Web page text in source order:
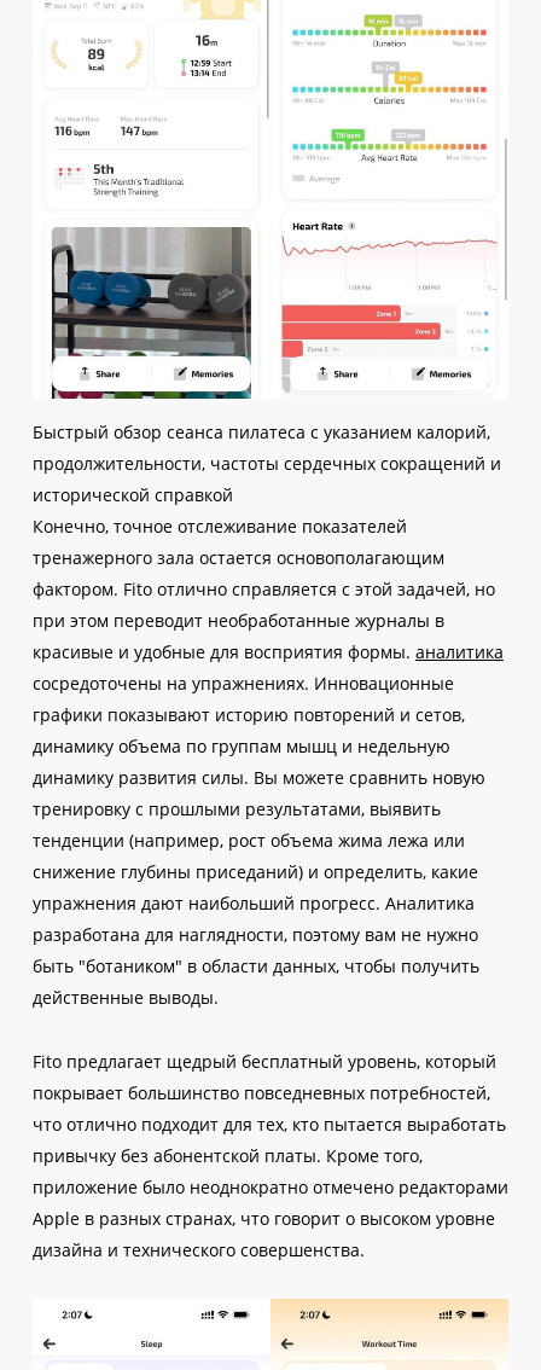
Быстрый обзор сеанса пилатеса с указанием калорий,
продолжительности, частоты сердечных сокращений и
исторической справкой
Конечно, точное отслеживание показателей
тренажерного зала остается основополагающим
фактором. Fito отлично справляется с этой задачей, но
при этом переводит необработанные журналы в
красивые и удобные для восприятия формы. аналитика
сосредоточены на упражнениях. Инновационные
графики показывают историю повторений и сетов,
динамику объема по группам мышц и недельную
динамику развития силы. Вы можете сравнить новую
тренировку с прошлыми результатами, выявить
тенденции (например, рост объема жима лежа или
снижение глубины приседаний) и определить, какие
упражнения дают наибольший прогресс. Аналитика
разработана для наглядности, поэтому вам не нужно
быть "ботаником" в области данных, чтобы получить
действенные выводы.
Fito предлагает щедрый бесплатный уровень, который
покрывает большинство повседневных потребностей,
что отлично подходит для тех, кто пытается выработать
привычку без абонентской платы. Кроме того,
приложение было неоднократно отмечено редакторами
Apple в разных странах, что говорит о высоком уровне
дизайна и технического совершенства.